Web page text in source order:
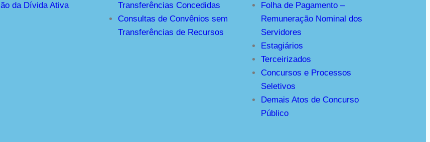
da Dívida Ativa
Transferências Concedidas
Consultas de Convênios sem
Transferências de Recursos
Folha de Pagamento –
Remuneração Nominal dos
Servidores
Estagiários
Terceirizados
Concursos e Processos
Seletivos
Demais Atos de Concurso
Público